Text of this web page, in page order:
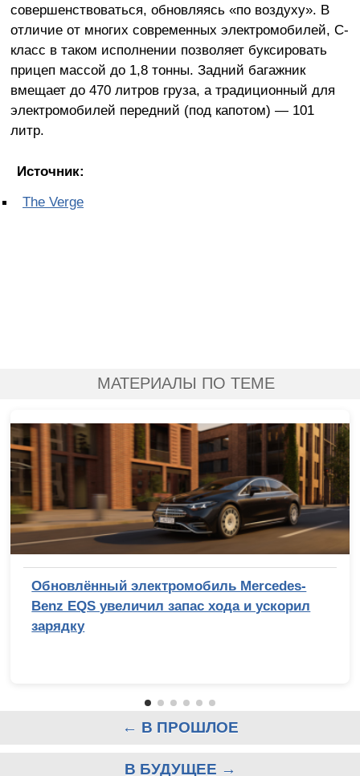
совершенствоваться, обновляясь «по воздуху». В
отличие от многих современных электромобилей, С-
класс в таком исполнении позволяет буксировать
прицеп массой до 1,8 тонны. Задний багажник
вмещает до 470 литров груза, а традиционный для
электромобилей передний (под капотом) — 101
литр.
Источник:
The Verge
МАТЕРИАЛЫ ПО ТЕМЕ
Обновлённый электромобиль Mercedes-
Benz EQS увеличил запас хода и ускорил
зарядку
← В ПРОШЛОЕ
В БУДУЩЕЕ →